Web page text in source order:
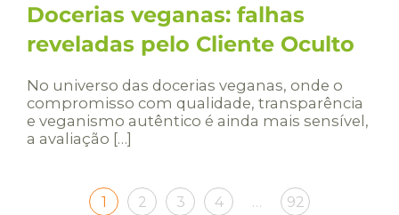
Docerias veganas: falhas
reveladas pelo Cliente Oculto
No universo das docerias veganas, onde o
compromisso com qualidade, transparência
e veganismo autêntico é ainda mais sensível,
a avaliação […]
1 2 3 4 … 92